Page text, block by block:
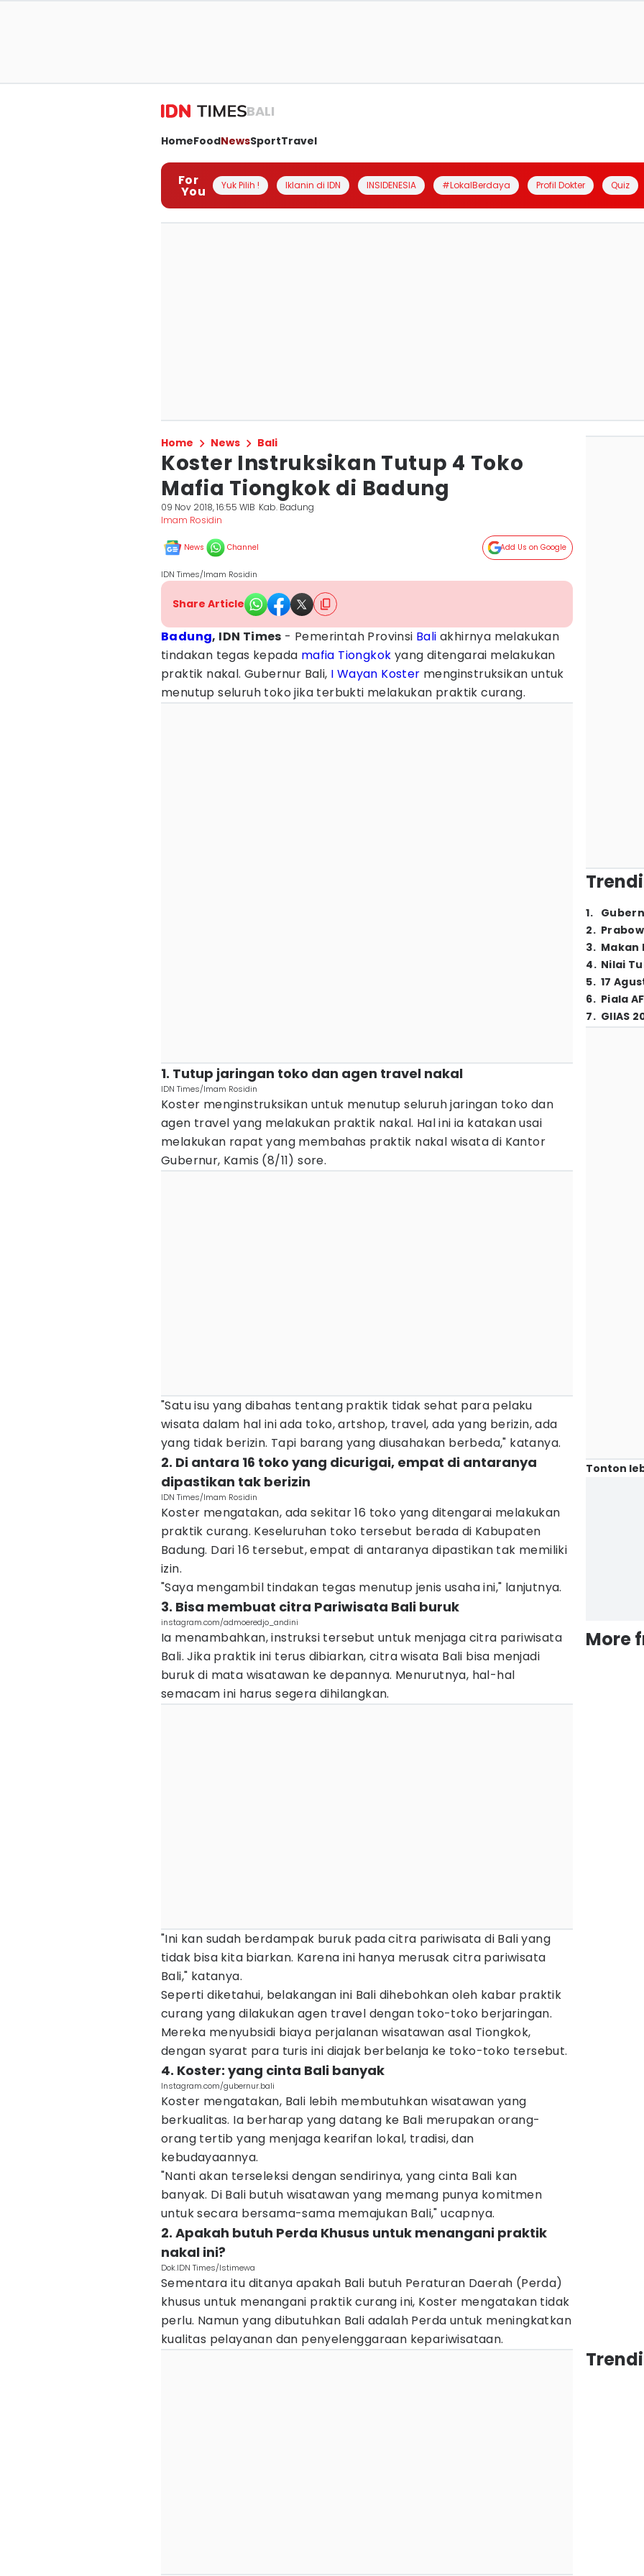
BALI
HomeFoodNewsSportTravel
For
You Yuk Pilih ! Iklanin di IDN INSIDENESIA #LokalBerdaya Profil Dokter Quiz
Home News Bali
Koster Instruksikan Tutup 4 Toko
Mafia Tiongkok di Badung
09 Nov 2018, 16:55 WIB Kab. Badung
Imam Rosidin
News Channel Add Us on Google
IDN Times/Imam Rosidin
Share Article
Badung, IDN Times - Pemerintah Provinsi Bali akhirnya melakukan
tindakan tegas kepada mafia Tiongkok yang ditengarai melakukan
praktik nakal. Gubernur Bali, I Wayan Koster menginstruksikan untuk
menutup seluruh toko jika terbukti melakukan praktik curang.
1. Tutup jaringan toko dan agen travel nakal
IDN Times/Imam Rosidin
Koster menginstruksikan untuk menutup seluruh jaringan toko dan
agen travel yang melakukan praktik nakal. Hal ini ia katakan usai
melakukan rapat yang membahas praktik nakal wisata di Kantor
Gubernur, Kamis (8/11) sore.
"Satu isu yang dibahas tentang praktik tidak sehat para pelaku
wisata dalam hal ini ada toko, artshop, travel, ada yang berizin, ada
yang tidak berizin. Tapi barang yang diusahakan berbeda," katanya.
2. Di antara 16 toko yang dicurigai, empat di antaranya
dipastikan tak berizin
IDN Times/Imam Rosidin
Koster mengatakan, ada sekitar 16 toko yang ditengarai melakukan
praktik curang. Keseluruhan toko tersebut berada di Kabupaten
Badung. Dari 16 tersebut, empat di antaranya dipastikan tak memiliki
izin.
"Saya mengambil tindakan tegas menutup jenis usaha ini," lanjutnya.
3. Bisa membuat citra Pariwisata Bali buruk
instagram.com/admoeredjo_andini
Ia menambahkan, instruksi tersebut untuk menjaga citra pariwisata
Bali. Jika praktik ini terus dibiarkan, citra wisata Bali bisa menjadi
buruk di mata wisatawan ke depannya. Menurutnya, hal-hal
semacam ini harus segera dihilangkan.
"Ini kan sudah berdampak buruk pada citra pariwisata di Bali yang
tidak bisa kita biarkan. Karena ini hanya merusak citra pariwisata
Bali," katanya.
Seperti diketahui, belakangan ini Bali dihebohkan oleh kabar praktik
curang yang dilakukan agen travel dengan toko-toko berjaringan.
Mereka menyubsidi biaya perjalanan wisatawan asal Tiongkok,
dengan syarat para turis ini diajak berbelanja ke toko-toko tersebut.
4. Koster: yang cinta Bali banyak
Instagram.com/gubernur.bali
Koster mengatakan, Bali lebih membutuhkan wisatawan yang
berkualitas. Ia berharap yang datang ke Bali merupakan orang-
orang tertib yang menjaga kearifan lokal, tradisi, dan
kebudayaannya.
"Nanti akan terseleksi dengan sendirinya, yang cinta Bali kan
banyak. Di Bali butuh wisatawan yang memang punya komitmen
untuk secara bersama-sama memajukan Bali," ucapnya.
2. Apakah butuh Perda Khusus untuk menangani praktik
nakal ini?
Dok.IDN Times/Istimewa
Sementara itu ditanya apakah Bali butuh Peraturan Daerah (Perda)
khusus untuk menangani praktik curang ini, Koster mengatakan tidak
perlu. Namun yang dibutuhkan Bali adalah Perda untuk meningkatkan
kualitas pelayanan dan penyelenggaraan kepariwisataan.
1.
2.
3. Makan
4. Nilai
5. 17
6. Piala
7. GIIAS
Tonton
More